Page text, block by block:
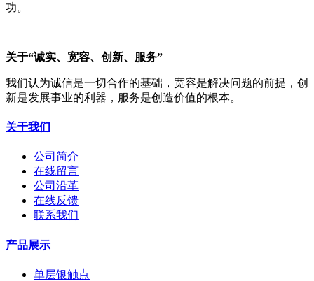
功。
关于“诚实、宽容、创新、服务”
我们认为诚信是一切合作的基础，宽容是解决问题的前提，创
新是发展事业的利器，服务是创造价值的根本。
关于我们
公司简介
在线留言
公司沿革
在线反馈
联系我们
产品展示
单层银触点